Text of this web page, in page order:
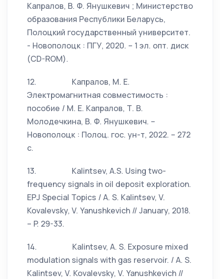
Капралов, В. Ф. Янушкевич ; Министерство
образования Республики Беларусь,
Полоцкий государственный университет.
- Новополоцк : ПГУ, 2020. – 1 эл. опт. диск
(CD-ROM).
12. Капралов, М. Е.
Электромагнитная совместимость :
пособие / М. Е. Капралов, Т. В.
Молодечкина, В. Ф. Янушкевич. –
Новополоцк : Полоц. гос. ун-т, 2022. – 272
с.
13. Kalintsev, A.S. Using two-
frequency signals in oil deposit exploration.
EPJ Special Topics / А. S. Kalintsev, V.
Kovalevsky, V. Yanushkevich // January, 2018.
– P. 29-33.
14. Kalintsev, А. S. Exposure mixed
modulation signals with gas reservoir. / А. S.
Kalintsev, V. Kovalevsky, V. Yanushkevich //